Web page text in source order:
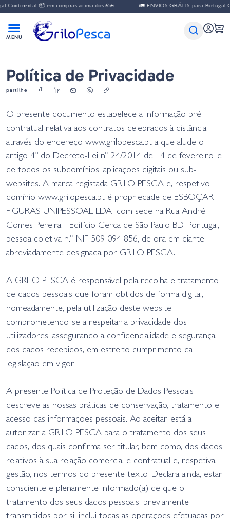
📦 em compras acima dos 65€ 🚛 ENVIOS GRÁTIS para Portugal
Política de Privacidade
partilhe
O presente documento estabelece a informação pré-
contratual relativa aos contratos celebrados à distância,
através do endereço www.grilopesca.pt a que alude o
artigo 4º do Decreto-Lei nº 24/2014 de 14 de fevereiro, e
de todos os subdomínios, aplicações digitais ou sub-
websites. A marca registada GRILO PESCA e, respetivo
domínio www.grilopesca.pt é propriedade de ESBOÇAR
FIGURAS UNIPESSOAL LDA, com sede na Rua André
Gomes Pereira - Edifício Cerca de São Paulo BD, Portugal,
pessoa coletiva n.º NIF 509 094 856, de ora em diante
abreviadamente designada por GRILO PESCA.
A GRILO PESCA é responsável pela recolha e tratamento
de dados pessoais que foram obtidos de forma digital,
nomeadamente, pela utilização deste website,
comprometendo-se a respeitar a privacidade dos
utilizadores, assegurando a confidencialidade e segurança
dos dados recebidos, em estreito cumprimento da
legislação em vigor.
A presente Política de Proteção de Dados Pessoais
descreve as nossas práticas de conservação, tratamento e
acesso das informações pessoais. Ao aceitar, está a
autorizar a GRILO PESCA para o tratamento dos seus
dados, dos quais confirma ser titular, bem como, dos dados
relativos à sua relação comercial e contratual e, respetiva
gestão, nos termos do presente texto. Declara ainda, estar
consciente e plenamente informado(a) de que o
tratamento dos seus dados pessoais, previamente
transmitidos por si, inclui todas as operações efetuadas por